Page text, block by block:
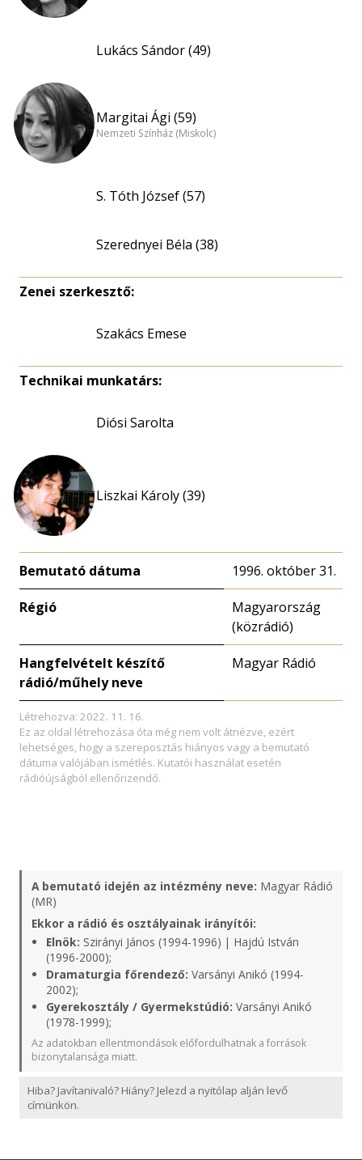
Lukács Sándor (49)
Margitai Ági (59)
Nemzeti Színház (Miskolc)
S. Tóth József (57)
Szerednyei Béla (38)
Zenei szerkesztő:
Szakács Emese
Technikai munkatárs:
Diósi Sarolta
Liszkai Károly (39)
Bemutató dátuma 1996. október 31.
Régió
Magyarország
(közrádió)
Hangfelvételt készítő
rádió/műhely neve
Magyar Rádió
Létrehozva: 2022. 11. 16.
Ez az oldal létrehozása óta még nem volt átnézve, ezért
lehetséges, hogy a szereposztás hiányos vagy a bemutató
dátuma valójában ismétlés. Kutatói használat esetén
rádióújságból ellenőrizendő.
A bemutató idején az intézmény neve: Magyar Rádió
(MR)
Ekkor a rádió és osztályainak irányítói:
Elnök: Szirányi János (1994-1996) | Hajdú István
(1996-2000);
Dramaturgia főrendező: Varsányi Anikó (1994-
2002);
Gyerekosztály / Gyermekstúdió: Varsányi Anikó
(1978-1999);
Az adatokban ellentmondások előfordulhatnak a források
bizonytalansága miatt.
Hiba? Javítanivaló? Hiány? Jelezd a nyitólap alján levő
címünkön.